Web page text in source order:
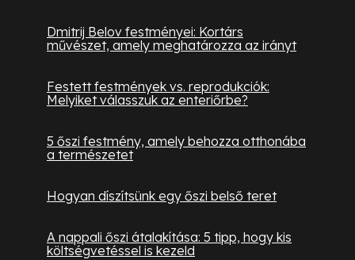
Dmitrij Belov festményei: Kortárs
művészet, amely meghatározza az irányt
Festett festmények vs. reprodukciók:
Melyiket válasszuk az enteriőrbe?
5 őszi festmény, amely behozza otthonába
a természetet
Hogyan díszítsünk egy őszi belső teret
A nappali őszi átalakítása: 5 tipp, hogy kis
költségvetéssel is kezeld